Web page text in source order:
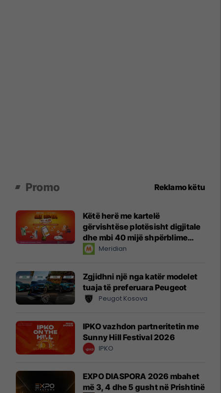
Promo Reklamo këtu
Këtë herë me kartelë
gërvishtëse plotësisht digjitale
dhe mbi 40 mijë shpërblime
instant!Meridian
Zgjidhni një nga katër modelet
tuaja të preferuara Peugeot
Peugot Kosova
IPKO vazhdon partneritetin me
Sunny Hill Festival 2026
IPKO
EXPO DIASPORA 2026 mbahet
më 3, 4 dhe 5 gusht në Prishtinë